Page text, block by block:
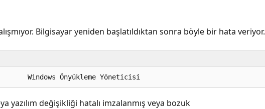
Bilgisayar yeniden başlatıldıktan sonra böyle bir hata veriyor.
yazılım değişikliği hatalı imzalanmış veya bozuk